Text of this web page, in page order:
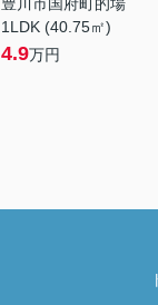
1LDK (40.75㎡)
4.9万円